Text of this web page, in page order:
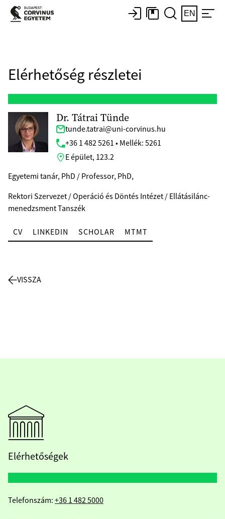
EN
Elérhetőség részletei
Dr. Tátrai Tünde
tunde.tatrai@uni-corvinus.hu
+36 1 482 5261 • Mellék: 5261
E épület, 123.2
Egyetemi tanár, PhD / Professor, PhD,
Rektori Szervezet / Operáció és Döntés Intézet / Ellátásilánc-
menedzsment Tanszék
CV LINKEDIN SCHOLAR MTMT
VISSZA
Elérhetőségek
Telefonszám: +36 1 482 5000